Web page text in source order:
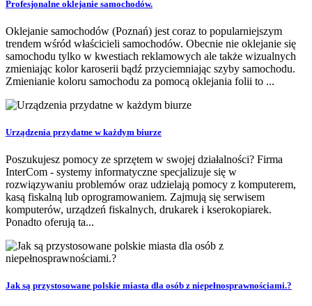
Profesjonalne oklejanie samochodów.
Oklejanie samochodów (Poznań) jest coraz to popularniejszym
trendem wśród właścicieli samochodów. Obecnie nie oklejanie się
samochodu tylko w kwestiach reklamowych ale także wizualnych
zmieniając kolor karoserii bądź przyciemniając szyby samochodu.
Zmienianie koloru samochodu za pomocą oklejania folii to ...
Urządzenia przydatne w każdym biurze
Poszukujesz pomocy ze sprzętem w swojej działalności? Firma
InterCom - systemy informatyczne specjalizuje się w
rozwiązywaniu problemów oraz udzielają pomocy z komputerem,
kasą fiskalną lub oprogramowaniem. Zajmują się serwisem
komputerów, urządzeń fiskalnych, drukarek i kserokopiarek.
Ponadto oferują ta...
Jak są przystosowane polskie miasta dla osób z niepełnosprawnościami.?